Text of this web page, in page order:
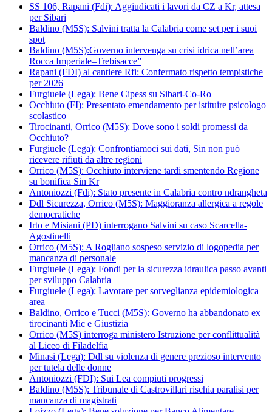
SS 106, Rapani (Fdi): Aggiudicati i lavori da CZ a Kr, attesa
per Sibari
Baldino (M5S): Salvini tratta la Calabria come set per i suoi
spot
Baldino (M5S):Governo intervenga su crisi idrica nell’area
Rocca Imperiale–Trebisacce”
Rapani (FDI) al cantiere Rfi: Confermato rispetto tempistiche
per 2026
Furgiuele (Lega): Bene Cipess su Sibari-Co-Ro
Occhiuto (FI): Presentato emendamento per istituire psicologo
scolastico
Tirocinanti, Orrico (M5S): Dove sono i soldi promessi da
Occhiuto?
Furgiuele (Lega): Confrontiamoci sui dati, Sin non può
ricevere rifiuti da altre regioni
Orrico (M5S): Occhiuto interviene tardi smentendo Regione
su bonifica Sin Kr
Antoniozzi (Fdi): Stato presente in Calabria contro ndrangheta
Ddl Sicurezza, Orrico (M5S): Maggioranza allergica a regole
democratiche
Irto e Misiani (PD) interrogano Salvini su caso Scarcella-
Agostinelli
Orrico (M5S): A Rogliano sospeso servizio di logopedia per
mancanza di personale
Furgiuele (Lega): Fondi per la sicurezza idraulica passo avanti
per sviluppo Calabria
Furgiuele (Lega): Lavorare per sorveglianza epidemiologica
area
Baldino, Orrico e Tucci (M5S): Governo ha abbandonato ex
tirocinanti Mic e Giustizia
Orrico (M5S) interroga ministero Istruzione per conflittualità
al Liceo di Filadelfia
Minasi (Lega): Ddl su violenza di genere prezioso intervento
per tutela delle donne
Antoniozzi (FDI): Sui Lea compiuti progressi
Baldino (M5S): Tribunale di Castrovillari rischia paralisi per
mancanza di magistrati